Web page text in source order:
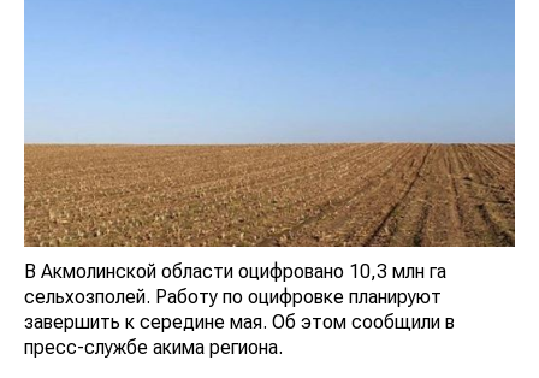
В Акмолинской области оцифровано 10,3 млн га
сельхозполей. Работу по оцифровке планируют
завершить к середине мая. Об этом сообщили в
пресс-службе акима региона.